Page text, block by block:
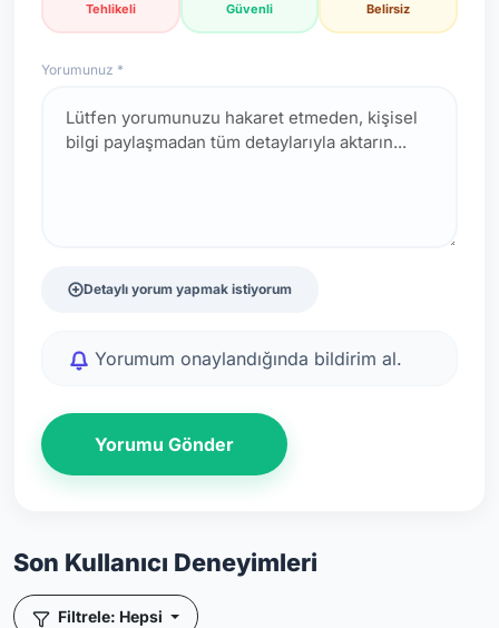
Tehlikeli Güvenli Belirsiz
Yorumunuz *
Detaylı yorum yapmak istiyorum
Yorumum onaylandığında bildirim al.
Yorumu Gönder
Son Kullanıcı Deneyimleri
Filtrele: Hepsi